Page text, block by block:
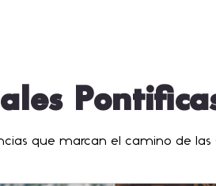
que marcan el camino de